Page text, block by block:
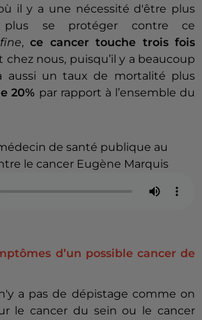
il y a une nécessité d'être plus
se protéger contre ce
,ce cancer touche trois fois
chez nous, puisqu’il y a beaucoup
aussi un taux de mortalité plus
20% par rapport à l’ensemble du
de santé publique au
le cancer Eugène Marquis
d’un possible cancer de
a pas de dépistage comme on
le cancer du sein ou le cancer